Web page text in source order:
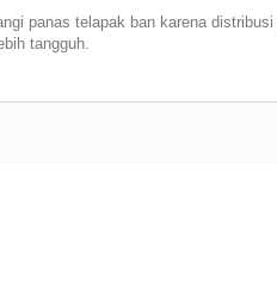
panas telapak ban karena
tangguh.